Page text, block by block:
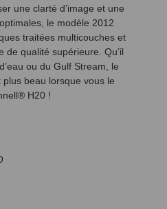
une clarté d’image et une
le modèle 2012
traitées multicouches et
de qualité supérieure. Qu’il
ou du Gulf Stream, le
beau lorsque vous le
H20 !